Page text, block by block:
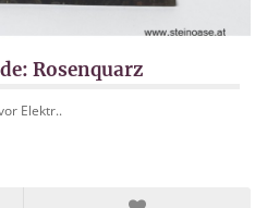
Rosenquarz
Elektr..